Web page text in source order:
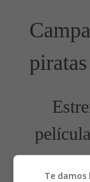
piratas
Te damos